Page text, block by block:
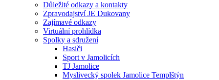
Důležité odkazy a kontakty
Zpravodajství JE Dukovany
Zajímavé odkazy
Virtuální prohlídka
Spolky a sdružení
Hasiči
Sport v Jamolicích
TJ Jamolice
Myslivecký spolek Jamolice Templštýn